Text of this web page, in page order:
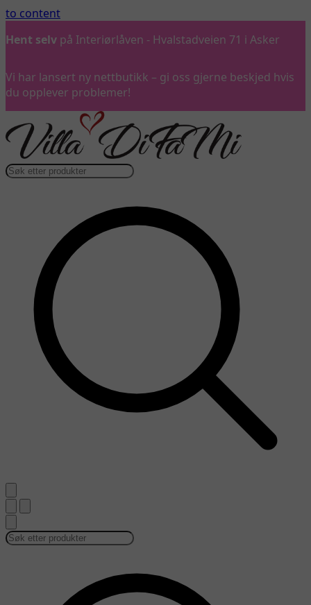
to content
Hent selv på Interiørlåven - Hvalstadveien 71 i Asker
Vi har lansert ny nettbutikk – gi oss gjerne beskjed hvis
du opplever problemer!